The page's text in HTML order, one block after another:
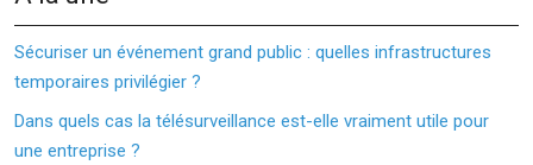
Sécuriser un événement grand public : quelles infrastructures
temporaires privilégier ?
Dans quels cas la télésurveillance est-elle vraiment utile pour
une entreprise ?